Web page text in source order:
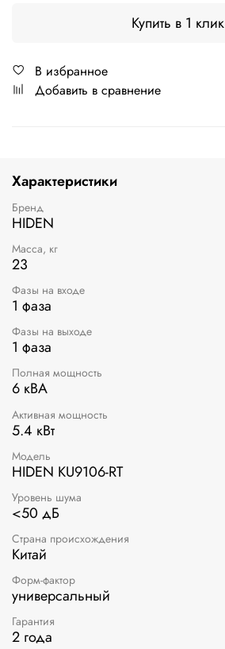
Купить в 1 клик
В избранное
Добавить в сравнение
Характеристики
Бренд
HIDEN
Масса, кг
23
Фазы на входе
1 фаза
Фазы на выходе
1 фаза
Полная мощность
6 кВА
Активная мощность
5.4 кВт
Модель
HIDEN KU9106-RT
Уровень шума
<50 дБ
Страна происхождения
Китай
Форм-фактор
универсальный
Гарантия
2 года